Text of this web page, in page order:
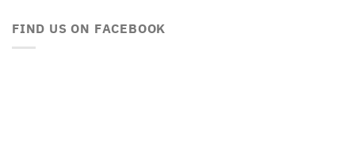
FIND US ON FACEBOOK